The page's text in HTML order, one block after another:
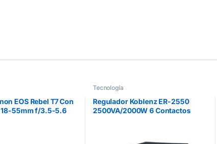
EOS Rebel T7 Con
18-55mm f/3.5-5.6
Tecnología
Regulador Koblenz ER-2550
2500VA/2000W 6 Contactos